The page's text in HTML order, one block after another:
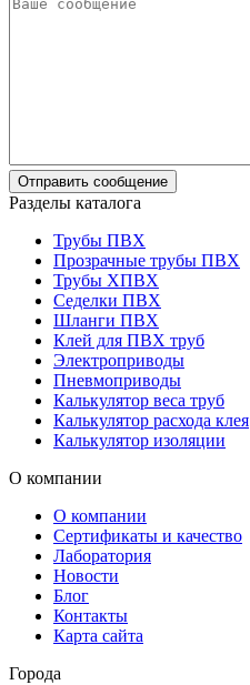
Разделы каталога
Трубы ПВХ
Прозрачные трубы ПВХ
Трубы ХПВХ
Седелки ПВХ
Шланги ПВХ
Клей для ПВХ труб
Электроприводы
Пневмоприводы
Калькулятор веса труб
Калькулятор расхода клея
Калькулятор изоляции
О компании
О компании
Сертификаты и качество
Лаборатория
Новости
Блог
Контакты
Карта сайта
Города